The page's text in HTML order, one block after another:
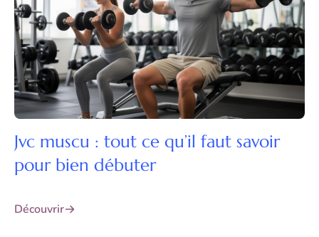
Jvc muscu : tout ce qu’il faut savoir
pour bien débuter
Découvrir